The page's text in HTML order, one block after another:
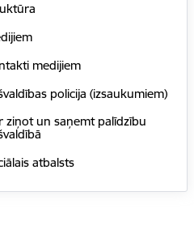
medijiem
policija (izsaukumiem)
ziņot un saņemt palīdzību
atbalsts